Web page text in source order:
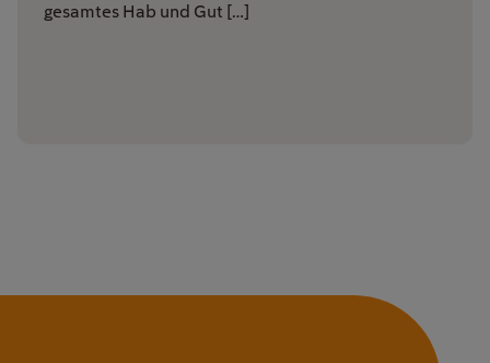
gesamtes Hab und Gut […]